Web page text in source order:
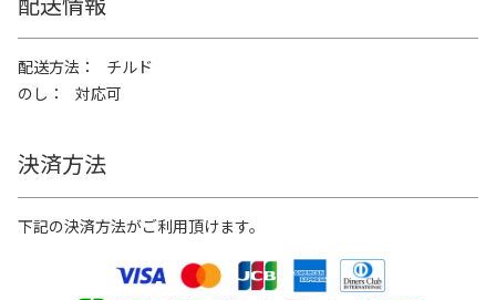
配送方法
チルド
のし
対応可
決済方法
下記の決済方法がご利用頂けます。